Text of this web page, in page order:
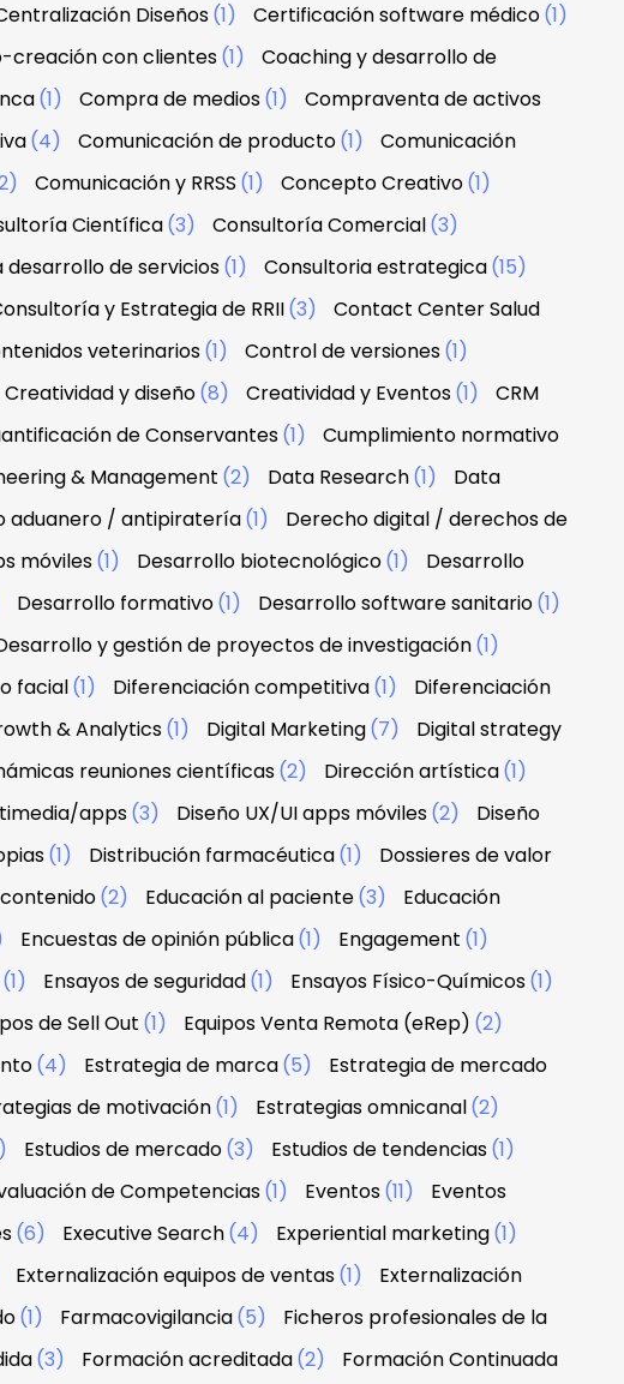
Diseños(1) Certificación software médico(1)
creación con clientes(1)
Coaching y desarrollo de
(1) Compra de medios(1)
Compraventa de activos
(4) Comunicación de producto(1)
Comunicación
Comunicación y RRSS (1) Concepto Creativo(1)
Científica(3) Consultoría Comercial(3)
de servicios(1) Consultoria estrategica(15)
y Estrategia de RRII(3)
Contact Center Salud
veterinarios(1) Control de versiones(1)
Creatividad y diseño(8) Creatividad y Eventos(1)
CRM
de Conservantes(1)
Cumplimiento normativo
& Management (2) Data Research(1)
Data
aduanero / antipiratería(1)
Derecho digital / derechos de
móviles(1) Desarrollo biotecnológico(1)
Desarrollo
Desarrollo formativo(1) Desarrollo software sanitario(1)
y gestión de proyectos de investigación(1)
facial(1) Diferenciación competitiva(1)
Diferenciación
& Analytics(1) Digital Marketing(7)
Digital strategy
reuniones científicas(2) Dirección artística(1)
apps(3) Diseño UX/UI apps móviles(2)
Diseño
(1) Distribución farmacéutica(1)
Dossieres de valor
(2) Educación al paciente(3)
Educación
Encuestas de opinión pública(1) Engagement (1)
(1) Ensayos de seguridad(1) Ensayos Físico-Químicos(1)
de Sell Out (1) Equipos Venta Remota (eRep) (2)
(4) Estrategia de marca(5)
Estrategia de mercado
de motivación(1) Estrategias omnicanal(2)
Estudios de mercado(3) Estudios de tendencias(1)
de Competencias(1) Eventos(11)
Eventos
(6) Executive Search(4) Experiential marketing(1)
Externalización equipos de ventas(1)
Externalización
(1) Farmacovigilancia(5)
Ficheros profesionales de la
(3) Formación acreditada(2)
Formación Continuada